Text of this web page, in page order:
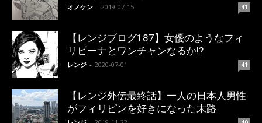
オノケン - 2019-07-15 41
【レンジブログ187】女優のようなフィ
リピーナとワンチャンなるか!?
レンジ - 2020-07-01 41
【レンジ外伝最終話】一人の日本人男性
がフィリピンを好きになった末路